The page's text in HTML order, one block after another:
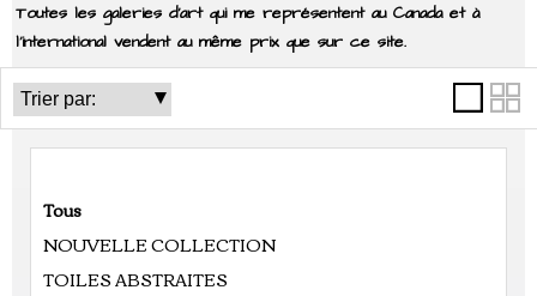
Toutes les galeries d'art qui me représentent au Canada et à
l'international vendent au même prix que sur ce site.
Tous
NOUVELLE COLLECTION
TOILES ABSTRAITES